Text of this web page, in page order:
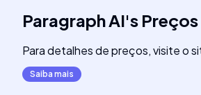
Paragraph AI's Preços
Para detalhes de preços, visite o
Saiba mais